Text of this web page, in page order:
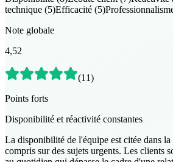
technique (5)Efficacité (5)
Note globale
4,52
(11)
Points forts
Disponibilité et réactivité constantes
La disponibilité de l'équipe est citée dans
compris sur des sujets urgents. Les clients